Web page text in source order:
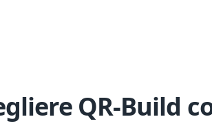
QR-Build